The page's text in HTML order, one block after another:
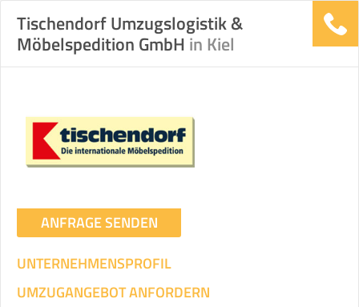
UMZUGSVERGLEICH
Vergleichsergebnis basierend auf Ihren
Transportieren
Ihre Angaben:
am
Wohnfläche:m² Entfernung:
Gewicht: kg
Tischendorf Umzugslogistik &
Möbelspedition GmbH in Kiel
ANFRAGE SENDEN
UNTERNEHMENSPROFIL
UMZUGANGEBOT ANFORDERN